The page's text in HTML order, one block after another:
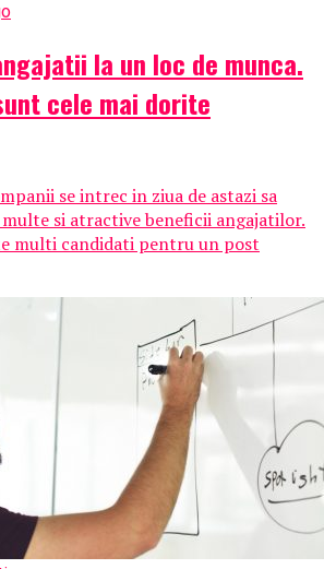
la un loc de munca.
cele mai dorite
se intrec in ziua de astazi sa
si atractive beneficii angajatilor.
multi candidati pentru un post